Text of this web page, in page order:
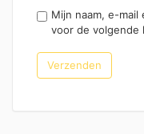
Mijn naam, e-
voor de volgende